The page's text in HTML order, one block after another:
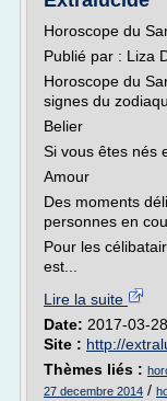
Horoscope du
Publié par : Liza
Horoscope du
signes du
Belier
Si vous êtes nés
Amour
Des moments
personnes en
Pour les
est...
Lire la suite
Date: 2017-03-
Site : http://
Thèmes liés :
27 decembre 2014 /